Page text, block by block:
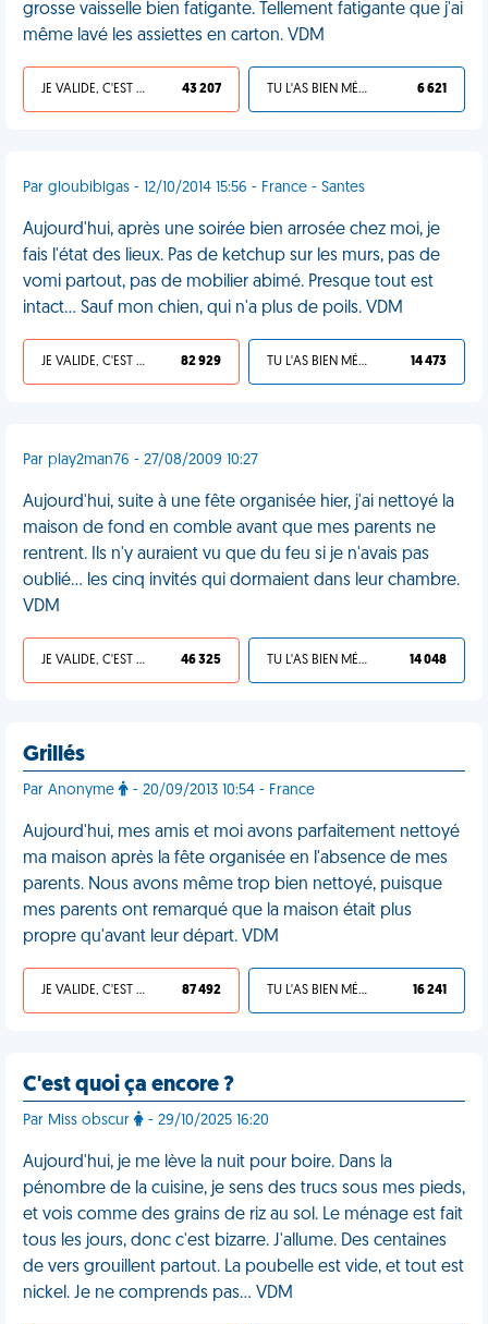
grosse vaisselle bien fatigante. Tellement fatigante que j'ai
même lavé les assiettes en carton. VDM
JE VALIDE, C'EST UNE VDM 43 207 TU L'AS BIEN MÉRITÉ 6 621
Par gloubiblgas - 12/10/2014 15:56 - France - Santes
Aujourd'hui, après une soirée bien arrosée chez moi, je
fais l'état des lieux. Pas de ketchup sur les murs, pas de
vomi partout, pas de mobilier abimé. Presque tout est
intact… Sauf mon chien, qui n'a plus de poils. VDM
JE VALIDE, C'EST UNE VDM 82 929 TU L'AS BIEN MÉRITÉ 14 473
Par play2man76 - 27/08/2009 10:27
Aujourd'hui, suite à une fête organisée hier, j'ai nettoyé la
maison de fond en comble avant que mes parents ne
rentrent. Ils n'y auraient vu que du feu si je n'avais pas
oublié... les cinq invités qui dormaient dans leur chambre.
VDM
JE VALIDE, C'EST UNE VDM 46 325 TU L'AS BIEN MÉRITÉ 14 048
Grillés
Par Anonyme - 20/09/2013 10:54 - France
Aujourd'hui, mes amis et moi avons parfaitement nettoyé
ma maison après la fête organisée en l'absence de mes
parents. Nous avons même trop bien nettoyé, puisque
mes parents ont remarqué que la maison était plus
propre qu'avant leur départ. VDM
JE VALIDE, C'EST UNE VDM 87 492 TU L'AS BIEN MÉRITÉ 16 241
C'est quoi ça encore ?
Par Miss obscur - 29/10/2025 16:20
Aujourd'hui, je me lève la nuit pour boire. Dans la
pénombre de la cuisine, je sens des trucs sous mes pieds,
et vois comme des grains de riz au sol. Le ménage est fait
tous les jours, donc c'est bizarre. J'allume. Des centaines
de vers grouillent partout. La poubelle est vide, et tout est
nickel. Je ne comprends pas… VDM